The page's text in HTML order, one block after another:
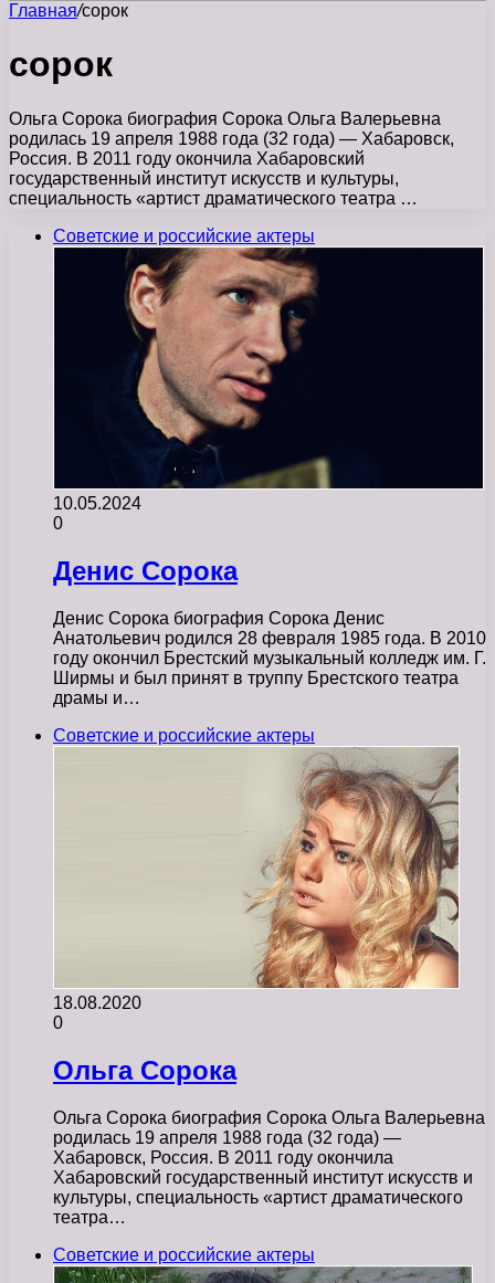
Главная/сорок
сорок
Ольга Сорока биография Сорока Ольга Валерьевна
родилась 19 апреля 1988 года (32 года) — Хабаровск,
Россия. В 2011 году окончила Хабаровский
государственный институт искусств и культуры,
специальность «артист драматического театра …
Советские и российские актеры
10.05.2024
0
Денис Сорока
Денис Сорока биография Сорока Денис
Анатольевич родился 28 февраля 1985 года. В 2010
году окончил Брестский музыкальный колледж им. Г.
Ширмы и был принят в труппу Брестского театра
драмы и…
Советские и российские актеры
18.08.2020
0
Ольга Сорока
Ольга Сорока биография Сорока Ольга Валерьевна
родилась 19 апреля 1988 года (32 года) —
Хабаровск, Россия. В 2011 году окончила
Хабаровский государственный институт искусств и
культуры, специальность «артист драматического
театра…
Советские и российские актеры